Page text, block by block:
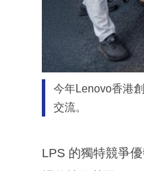
今年Lenovo香港
交流。
LPS 的獨特競爭